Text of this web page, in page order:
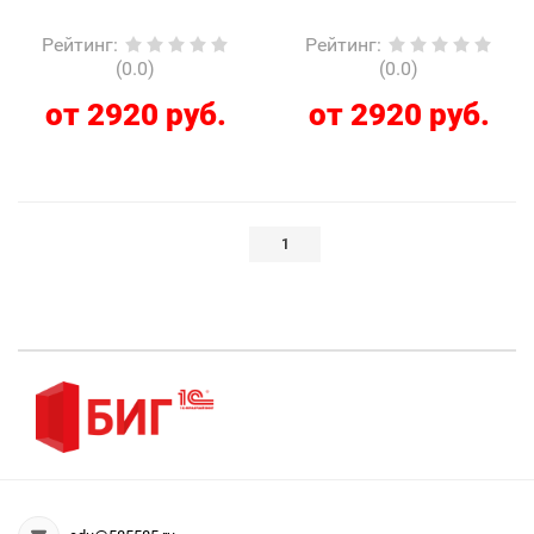
Рейтинг:
(0.0)
от 2920 руб.
Рейтинг:
(0.0)
от 2920 руб.
1